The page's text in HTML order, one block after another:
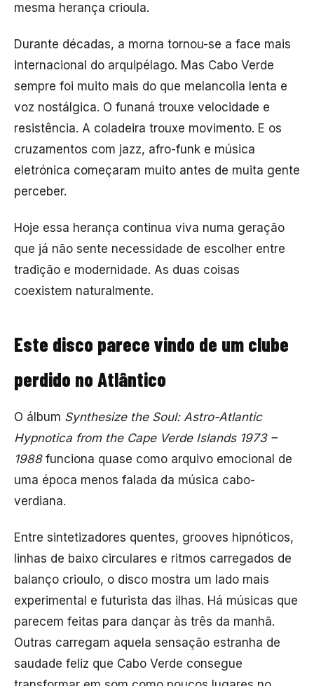
mesma herança crioula.
Durante décadas, a morna tornou-se a face mais
internacional do arquipélago. Mas Cabo Verde
sempre foi muito mais do que melancolia lenta e
voz nostálgica. O funaná trouxe velocidade e
resistência. A coladeira trouxe movimento. E os
cruzamentos com jazz, afro-funk e música
eletrónica começaram muito antes de muita gente
perceber.
Hoje essa herança continua viva numa geração
que já não sente necessidade de escolher entre
tradição e modernidade. As duas coisas
coexistem naturalmente.
Este disco parece vindo de um clube
perdido no Atlântico
O álbum Synthesize the Soul: Astro-Atlantic
Hypnotica from the Cape Verde Islands 1973 –
1988funciona quase como arquivo emocional de
uma época menos falada da música cabo-
verdiana.
Entre sintetizadores quentes, grooves hipnóticos,
linhas de baixo circulares e ritmos carregados de
balanço crioulo, o disco mostra um lado mais
experimental e futurista das ilhas. Há músicas que
parecem feitas para dançar às três da manhã.
Outras carregam aquela sensação estranha de
saudade feliz que Cabo Verde consegue